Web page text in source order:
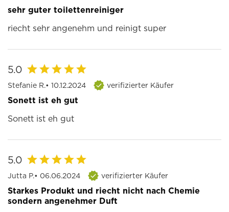
sehr guter toilettenreiniger
riecht sehr angenehm und reinigt super
5.0
Stefanie R.• 10.12.2024 verifizierter Käufer
Sonett ist eh gut
Sonett ist eh gut
5.0
Jutta P.• 06.06.2024 verifizierter Käufer
Starkes Produkt und riecht nicht nach Chemie
sondern angenehmer Duft